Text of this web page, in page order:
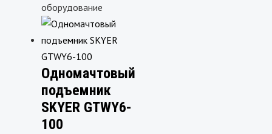
оборудование
Одномачтовый
подъемник
SKYER GTWY6-
100